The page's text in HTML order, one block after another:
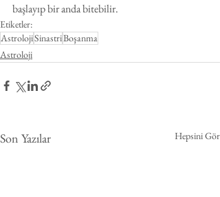
başlayıp bir anda bitebilir.
Etiketler:
AstrolojiSinastriBoşanma
Astroloji
Son Yazılar Hepsini Gör